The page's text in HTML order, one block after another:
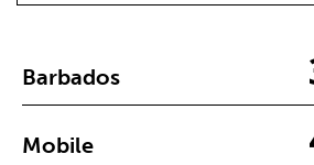
Un numéro
Barbados
Mobile